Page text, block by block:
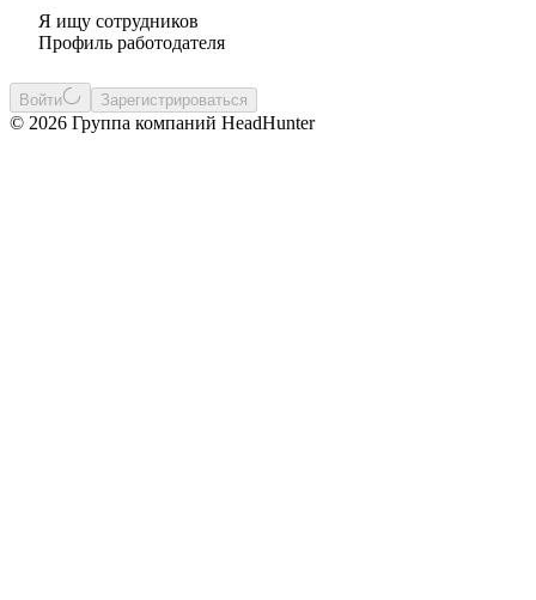
Я ищу сотрудников
Профиль работодателя
Войти Зарегистрироваться
© 2026 Группа компаний HeadHunter